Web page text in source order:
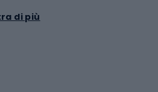
di più